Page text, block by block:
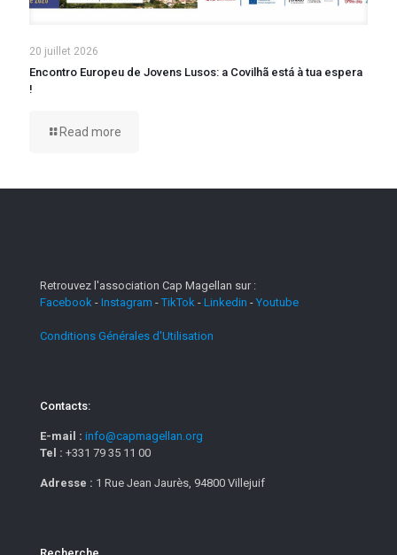
20 juillet 2026
Encontro Europeu de Jovens Lusos: a Covilhã está à tua espera
!
Read more
Retrouvez l'association Cap Magellan sur :
Facebook - Instagram -TikTok - Linkedin - Youtube
Conditions Générales d'Utilisation
Contacts:
E-mail : info@capmagellan.org
Tel : +331 79 35 11 00
Adresse : 1 Rue Jean Jaurès, 94800 Villejuif